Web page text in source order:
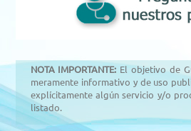
NOTA IMPORTANTE: El objetivo de
meramente informativo y de uso
explícitamente algún servicio y/o
listado.